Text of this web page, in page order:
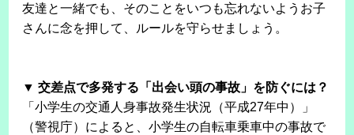
友達と一緒でも、そのことをいつも忘れないようお子
さんに念を押して、ルールを守らせましょう。
▼ 交差点で多発する「出会い頭の事故」を防ぐには？
「小学生の交通人身事故発生状況（平成27年中）」
（警視庁）によると、小学生の自転車乗車中の事故で